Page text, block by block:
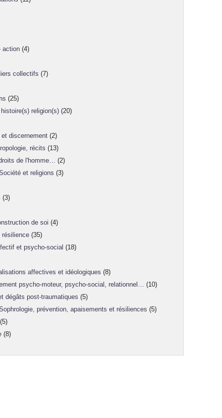
action (4)
collectifs (7)
(25)
religion(s) (20)
discernement(2)
récits (13)
de l'homme… (2)
et religions (3)
(3)
de soi (4)
résilience(35)
et psycho-social (18)
affectives et idéologiques (8)
psycho-moteur, psycho-social, relationnel… (10)
dégâts post-traumatiques (5)
prévention, apaisements et résiliences (5)
(5)
(8)